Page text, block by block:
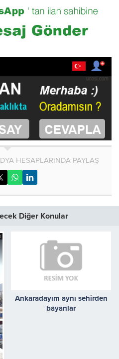
HESAPLARINDA PAYLAŞ
Diğer Konular
Ankaradayım aynı sehirden
bayanlar